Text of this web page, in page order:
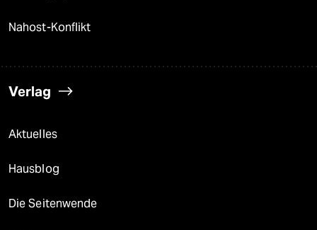
Nahost-Konflikt
Verlag
Aktuelles
Hausblog
Die Seitenwende